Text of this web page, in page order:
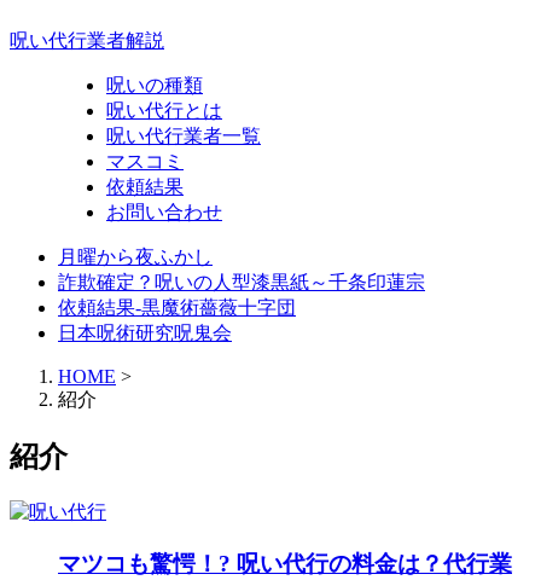
呪い代行業者解説
呪いの種類
呪い代行とは
呪い代行業者一覧
マスコミ
依頼結果
お問い合わせ
月曜から夜ふかし
詐欺確定？呪いの人型漆黒紙～千条印蓮宗
依頼結果-黒魔術薔薇十字団
日本呪術研究呪鬼会
HOME >
紹介
紹介
マツコも驚愕！? 呪い代行の料金は？代行業